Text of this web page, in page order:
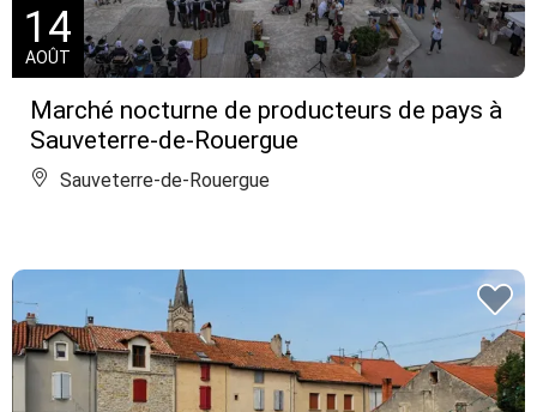
Marché nocturne de producteurs de pays à
Sauveterre-de-Rouergue
14
AOÛT
Sauveterre-de-Rouergue